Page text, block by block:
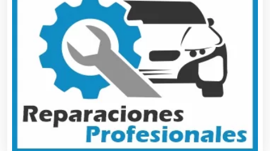
Basculas
Bebidas
Belleza
Bordados y Estampados